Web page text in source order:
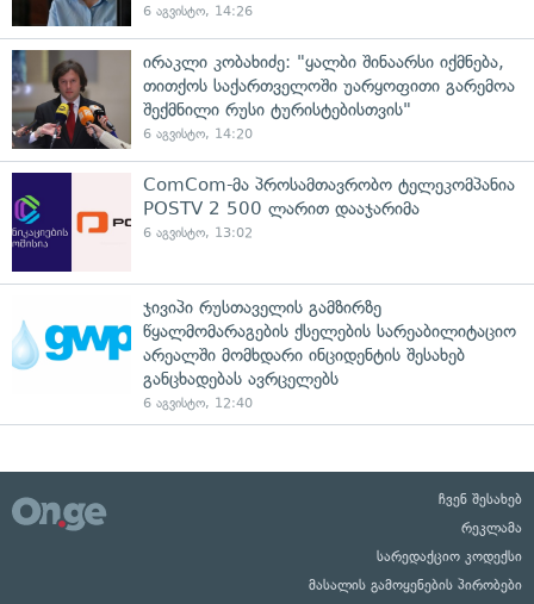
6 აგვისტო, 14:26
ირაკლი კობახიძე: "ყალბი შინაარსი იქმნება,
თითქოს საქართველოში უარყოფითი გარემოა
შექმნილი რუსი ტურისტებისთვის"
6 აგვისტო, 14:20
ComCom-მა პროსამთავრობო ტელეკომპანია
POSTV 2 500 ლარით დააჯარიმა
6 აგვისტო, 13:02
ჯივიპი რუსთაველის გამზირზე
წყალმომარაგების ქსელების სარეაბილიტაციო
არეალში მომხდარი ინციდენტის შესახებ
განცხადებას ავრცელებს
6 აგვისტო, 12:40
ჩვენ შესახებ
რეკლამა
სარედაქციო კოდექსი
მასალის გამოყენების პირობები